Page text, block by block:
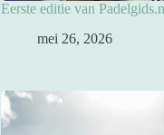
Eerste editie van
mei 26, 2026